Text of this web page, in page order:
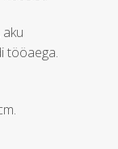
tööaega.